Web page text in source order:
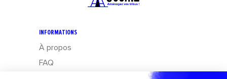
INFORMATIONS
À propos
FAQ